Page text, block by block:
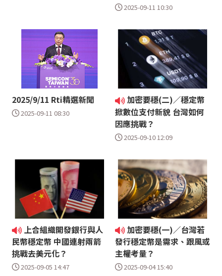
2025-09-11 10:30
2025/9/11 Rti精選新聞
2025-09-11 08:30
加密要穩(二)／穩定幣
掀數位支付新貌 台灣如何
因應挑戰？
2025-09-10 12:09
上合組織開發銀行與人
民幣穩定幣 中國連射兩箭
挑戰去美元化？
2025-09-05 14:47
加密要穩(一)／台灣若
發行穩定幣是需求、跟風或
主權考量？
2025-09-04 15:40